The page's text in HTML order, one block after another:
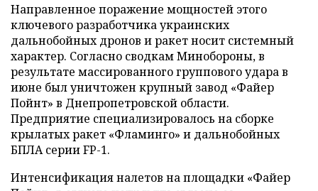
Направленное поражение мощностей этого
ключевого разработчика украинских
дальнобойных дронов и ракет носит системный
характер. Согласно сводкам Минобороны, в
результате массированного группового удара в
июне был уничтожен крупный завод «Файер
Пойнт» в Днепропетровской области.
Предприятие специализировалось на сборке
крылатых ракет «Фламинго» и дальнобойных
БПЛА серии FP-1.
Интенсификация налетов на площадки «Файер